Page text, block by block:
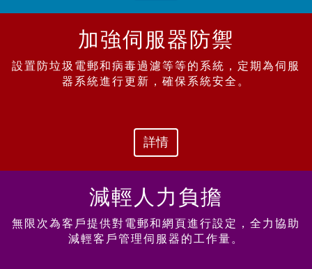
加強伺服器 防禦
設置防垃圾電郵和病毒過濾等等的系統，定期為伺服
器系統進行更新，確保系統安全。
詳情
減輕人力 負擔
無限次為客戶提供對電郵和網頁進行設定，全力協助
減輕客戶管理伺服器的工作量。